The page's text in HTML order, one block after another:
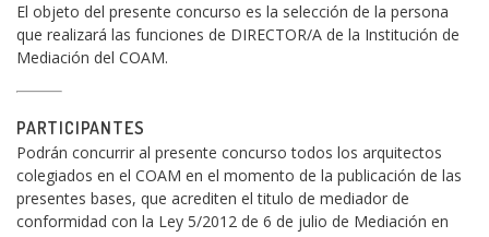
El objeto del presente concurso es la selección de la persona
que realizará las funciones de DIRECTOR/A de la Institución de
Mediación del COAM.
PARTICIPANTES
Podrán concurrir al presente concurso todos los arquitectos
colegiados en el COAM en el momento de la publicación de las
presentes bases, que acrediten el titulo de mediador de
conformidad con la Ley 5/2012 de 6 de julio de Mediación en